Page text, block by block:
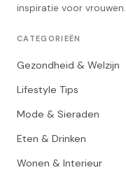
inspiratie voor vrouwen.
CATEGORIEËN
Gezondheid & Welzijn
Lifestyle Tips
Mode & Sieraden
Eten & Drinken
Wonen & Interieur